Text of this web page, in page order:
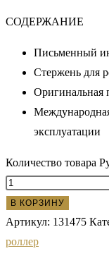
СОДЕРЖАНИЕ
Письменный
Стержень для
Оригинальная
эксплуатации
Количество товара
В КОРЗИНУ
Артикул: 131475
роллер